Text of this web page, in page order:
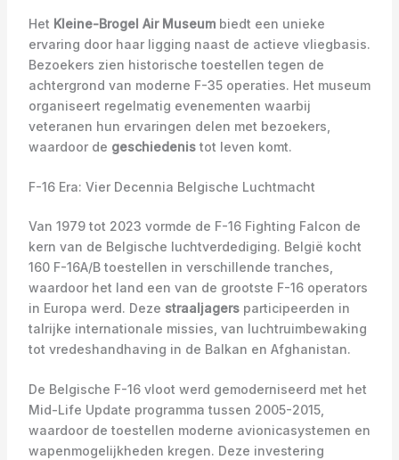
Het Kleine-Brogel Air Museumbiedt een unieke
ervaring door haar ligging naast de actieve vliegbasis.
Bezoekers zien historische toestellen tegen de
achtergrond van moderne F-35 operaties. Het museum
organiseert regelmatig evenementen waarbij
veteranen hun ervaringen delen met bezoekers,
waardoor de geschiedenistot leven komt.
F-16 Era: Vier Decennia Belgische Luchtmacht
Van 1979 tot 2023 vormde de F-16 Fighting Falcon de
kern van de Belgische luchtverdediging. België kocht
160 F-16A/B toestellen in verschillende tranches,
waardoor het land een van de grootste F-16 operators
in Europa werd. Deze straaljagersparticipeerden in
talrijke internationale missies, van luchtruimbewaking
tot vredeshandhaving in de Balkan en Afghanistan.
De Belgische F-16 vloot werd gemoderniseerd met het
Mid-Life Update programma tussen 2005-2015,
waardoor de toestellen moderne avionicasystemen en
wapenmogelijkheden kregen. Deze investering